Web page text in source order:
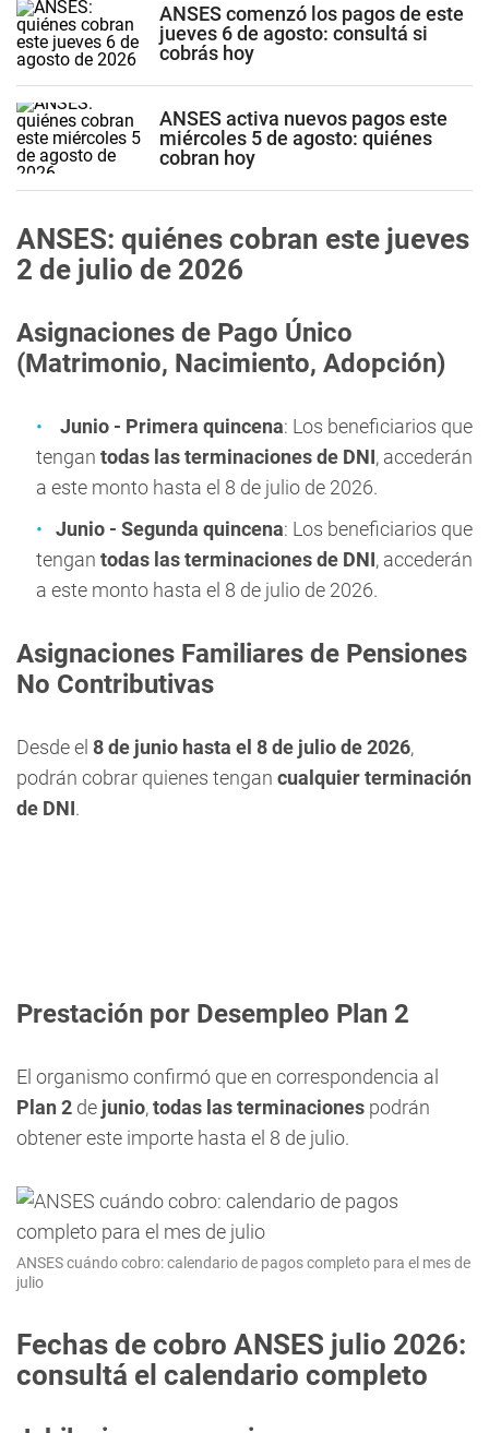
ANSES comenzó los pagos de este
jueves 6 de agosto: consultá si
cobrás hoy
ANSES activa nuevos pagos este
miércoles 5 de agosto: quiénes
cobran hoy
ANSES: quiénes cobran este jueves
2 de julio de 2026
Asignaciones de Pago Único
(Matrimonio, Nacimiento, Adopción)
Junio - Primera quincena: Los beneficiarios que
tengan todas las terminaciones de DNI, accederán
a este monto hasta el 8 de julio de 2026.
Junio - Segunda quincena: Los beneficiarios que
tengan todas las terminaciones de DNI, accederán
a este monto hasta el 8 de julio de 2026.
Asignaciones Familiares de Pensiones
No Contributivas
Desde el 8 de junio hasta el 8 de julio de 2026,
podrán cobrar quienes tengan cualquier terminación
de DNI.
Prestación por Desempleo Plan 2
El organismo confirmó que en correspondencia al
Plan 2 de junio,todas las terminaciones podrán
obtener este importe hasta el 8 de julio.
ANSES cuándo cobro: calendario de pagos completo para el mes de
julio
Fechas de cobro ANSES julio 2026:
consultá el calendario completo